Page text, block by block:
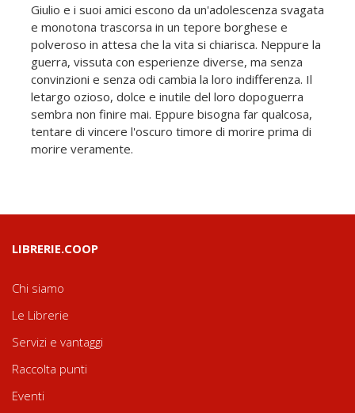
Giulio e i suoi amici escono da un'adolescenza svagata
e monotona trascorsa in un tepore borghese e
polveroso in attesa che la vita si chiarisca. Neppure la
guerra, vissuta con esperienze diverse, ma senza
convinzioni e senza odi cambia la loro indifferenza. Il
letargo ozioso, dolce e inutile del loro dopoguerra
sembra non finire mai. Eppure bisogna far qualcosa,
tentare di vincere l'oscuro timore di morire prima di
morire veramente.
LIBRERIE.COOP
Chi siamo
Le Librerie
Servizi e vantaggi
Raccolta punti
Eventi